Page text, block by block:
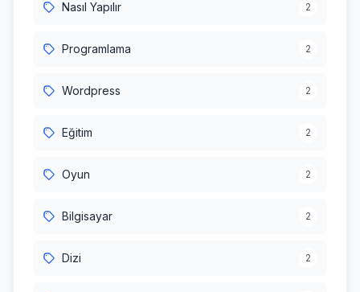
Nasıl Yapılır 2
Programlama 2
Wordpress 2
Eğitim 2
Oyun 2
Bilgisayar 2
Dizi 2